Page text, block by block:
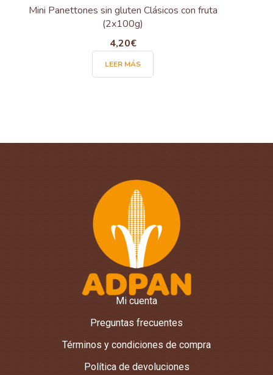
Mini Panettones sin gluten Clásicos con fruta
(2x100g)
4,20€
LEER MÁS
Mi cuenta
Preguntas frecuentes
Términos y condiciones de compra
Política de devoluciones